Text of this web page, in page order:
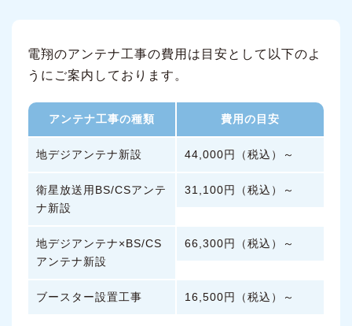
電翔のアンテナ工事の費用は目安として以下のよ
うにご案内しております。
アンテナ工事の種類 費用の目安
地デジアンテナ新設 44,000円（税込）～
衛星放送用BS/CSアンテ
ナ新設
31,100円（税込）～
地デジアンテナ×BS/CS
アンテナ新設
66,300円（税込）～
ブースター設置工事 16,500円（税込）～